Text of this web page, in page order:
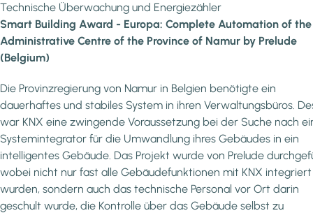
Technische Überwachung und Energiezähler
Smart Building Award - Europa: Complete Automation of the
Administrative Centre of the Province of Namur by Prelude
(Belgium)
Die Provinzregierung von Namur in Belgien benötigte ein
dauerhaftes und stabiles System in ihren Verwaltungsbüros.
war KNX eine zwingende Voraussetzung bei der Suche nach
Systemintegrator für die Umwandlung ihres Gebäudes in ein
intelligentes Gebäude. Das Projekt wurde von Prelude
wobei nicht nur fast alle Gebäudefunktionen mit KNX integriert
wurden, sondern auch das technische Personal vor Ort darin
geschult wurde, die Kontrolle über das Gebäude selbst zu